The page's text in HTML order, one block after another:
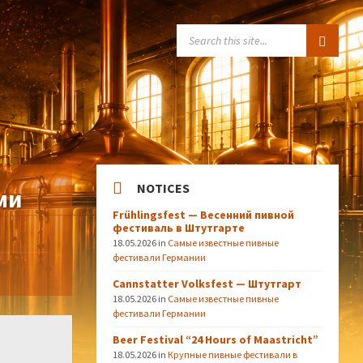
NOTICES
Frühlingsfest — Весенний пивной
фестиваль в Штутгарте
18.05.2026 in Самые известные пивные
фестивали Германии
Cannstatter Volksfest — Штутгарт
18.05.2026 in Самые известные пивные
фестивали Германии
Beer Festival “24 Hours of Maastricht”
18.05.2026 inКрупные пивные фестивали в